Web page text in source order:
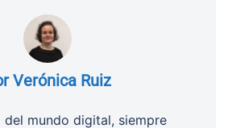
Verónica Ruiz
del mundo digital, siempre